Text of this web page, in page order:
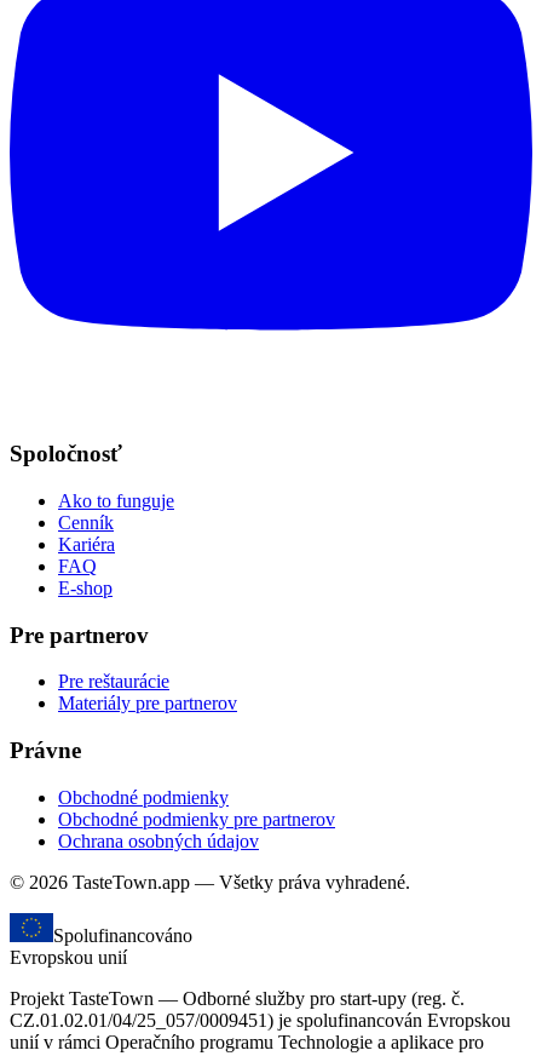
Spoločnosť
Ako to funguje
Cenník
Kariéra
FAQ
E-shop
Pre partnerov
Pre reštaurácie
Materiály pre partnerov
Právne
Obchodné podmienky
Obchodné podmienky pre partnerov
Ochrana osobných údajov
© 2026 TasteTown.app — Všetky práva vyhradené.
Spolufinancováno
Evropskou unií
Projekt TasteTown — Odborné služby pro start-upy (reg. č.
CZ.01.02.01/04/25_057/0009451) je spolufinancován Evropskou
unií v rámci Operačního programu Technologie a aplikace pro